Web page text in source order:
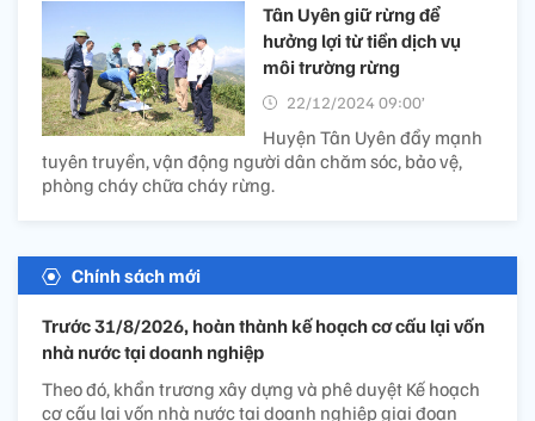
Tân Uyên giữ rừng để
hưởng lợi từ tiền dịch vụ
môi trường rừng
22/12/2024 09:00’
Huyện Tân Uyên đẩy mạnh
tuyên truyền, vận động người dân chăm sóc, bảo vệ,
phòng cháy chữa cháy rừng.
Chính sách mới
Trước 31/8/2026, hoàn thành kế hoạch cơ cấu lại vốn
nhà nước tại doanh nghiệp
Theo đó, khẩn trương xây dựng và phê duyệt Kế hoạch
cơ cấu lại vốn nhà nước tại doanh nghiệp giai đoạn